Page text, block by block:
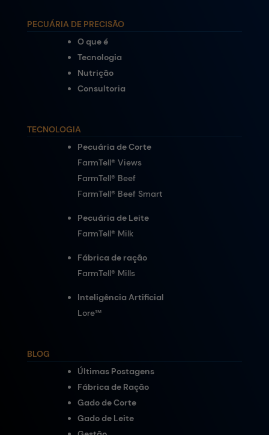
PECUÁRIA DE PRECISÃO
O que é
Tecnologia
Nutrição
Consultoria
TECNOLOGIA
Pecuária de Corte
FarmTell® Views
FarmTell® Beef
FarmTell® Beef Smart
Pecuária de Leite
FarmTell® Milk
Fábrica de ração
FarmTell® Mills
Inteligência Artificial
Lore™
BLOG
Últimas Postagens
Fábrica de Ração
Gado de Corte
Gado de Leite